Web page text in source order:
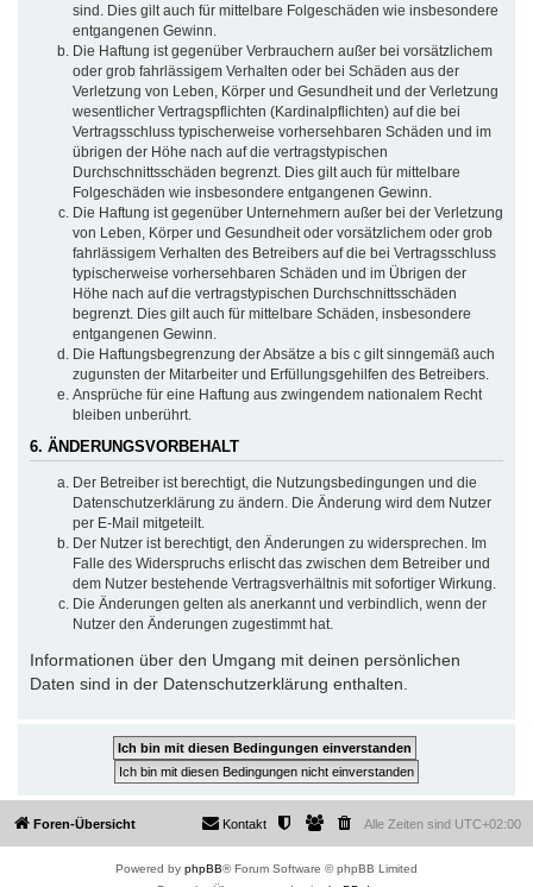
sind. Dies gilt auch für mittelbare Folgeschäden wie insbesondere
entgangenen Gewinn.
Die Haftung ist gegenüber Verbrauchern außer bei vorsätzlichem
oder grob fahrlässigem Verhalten oder bei Schäden aus der
Verletzung von Leben, Körper und Gesundheit und der Verletzung
wesentlicher Vertragspflichten (Kardinalpflichten) auf die bei
Vertragsschluss typischerweise vorhersehbaren Schäden und im
übrigen der Höhe nach auf die vertragstypischen
Durchschnittsschäden begrenzt. Dies gilt auch für mittelbare
Folgeschäden wie insbesondere entgangenen Gewinn.
Die Haftung ist gegenüber Unternehmern außer bei der Verletzung
von Leben, Körper und Gesundheit oder vorsätzlichem oder grob
fahrlässigem Verhalten des Betreibers auf die bei Vertragsschluss
typischerweise vorhersehbaren Schäden und im Übrigen der
Höhe nach auf die vertragstypischen Durchschnittsschäden
begrenzt. Dies gilt auch für mittelbare Schäden, insbesondere
entgangenen Gewinn.
Die Haftungsbegrenzung der Absätze a bis c gilt sinngemäß auch
zugunsten der Mitarbeiter und Erfüllungsgehilfen des Betreibers.
Ansprüche für eine Haftung aus zwingendem nationalem Recht
bleiben unberührt.
6. ÄNDERUNGSVORBEHALT
Der Betreiber ist berechtigt, die Nutzungsbedingungen und die
Datenschutzerklärung zu ändern. Die Änderung wird dem Nutzer
per E-Mail mitgeteilt.
Der Nutzer ist berechtigt, den Änderungen zu widersprechen. Im
Falle des Widerspruchs erlischt das zwischen dem Betreiber und
dem Nutzer bestehende Vertragsverhältnis mit sofortiger Wirkung.
Die Änderungen gelten als anerkannt und verbindlich, wenn der
Nutzer den Änderungen zugestimmt hat.
Informationen über den Umgang mit deinen persönlichen
Daten sind in der Datenschutzerklärung enthalten.
Foren-Übersicht Alle Zeiten sind UTC+02:00
Kontakt
Powered by phpBB® Forum Software © phpBB Limited